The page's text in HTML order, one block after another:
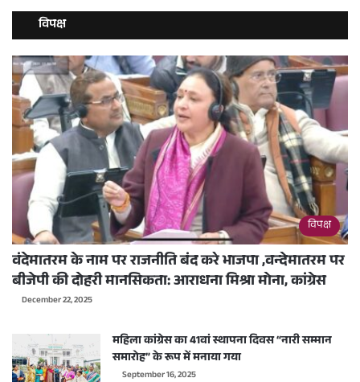
विपक्ष
विपक्ष
वंदेमातरम के नाम पर राजनीति बंद करे भाजपा ,वन्देमातरम पर
बीजेपी की दोहरी मानसिकता: आराधना मिश्रा मोना, कांग्रेस
December 22, 2025
महिला कांग्रेस का 41वां स्थापना दिवस “नारी सम्मान
समारोह” के रूप में मनाया गया
September 16, 2025